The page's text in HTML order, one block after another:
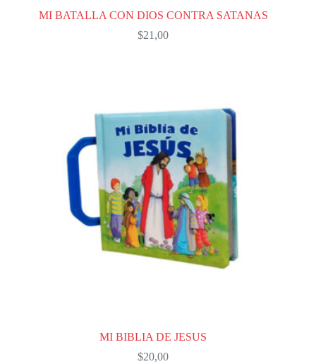
MI BATALLA CON DIOS CONTRA SATANAS
$21,00
MI BIBLIA DE JESUS
$20,00